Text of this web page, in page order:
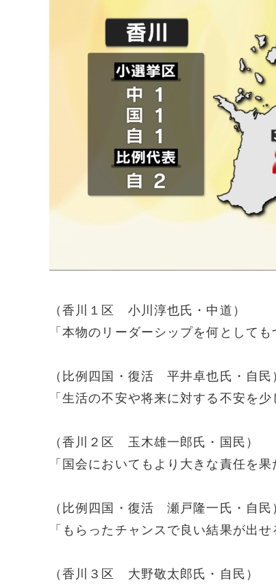
（香川１区 小川淳也氏・中道）
「本物のリーダーシップを何としても
（比例四国・復活 平井卓也氏・自民
「生活の不安や将来に対する不安を
（香川２区 玉木雄一郎氏・国民）
「国会においてもより大きな責任を
（比例四国・復活 瀬戸隆一氏・自民
「もらったチャンスで良い結果が出せ
（香川３区 大野敬太郎氏・自民）